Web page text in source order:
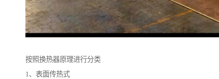
按照换热器原理进行分类
1、表面传热式